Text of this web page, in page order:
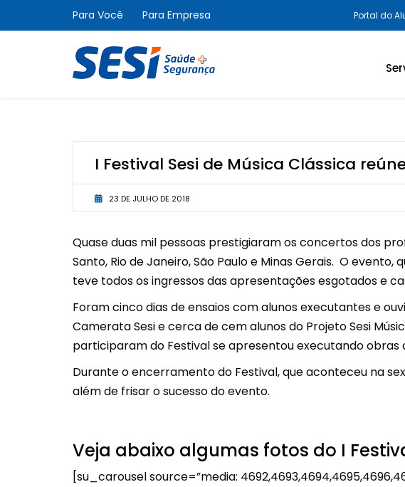
Para Você Para Empresa Portal do
I Festival Sesi de Música Clássica
23 DE JULHO DE 2018
Quase duas mil pessoas prestigiaram os concertos dos
Santo, Rio de Janeiro, São Paulo e Minas Gerais. O
teve todos os ingressos das apresentações esgotados e
Foram cinco dias de ensaios com alunos executantes e
Camerata Sesi e cerca de cem alunos do Projeto Sesi
participaram do Festival se apresentou executando
Durante o encerramento do Festival, que aconteceu na
além de frisar o sucesso do evento.
Veja abaixo algumas fotos do I
[su_carousel source=”media: